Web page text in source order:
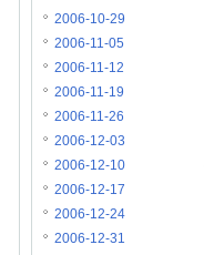
2006-10-29
2006-11-05
2006-11-12
2006-11-19
2006-11-26
2006-12-03
2006-12-10
2006-12-17
2006-12-24
2006-12-31